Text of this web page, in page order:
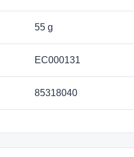
55 g
EC000131
85318040